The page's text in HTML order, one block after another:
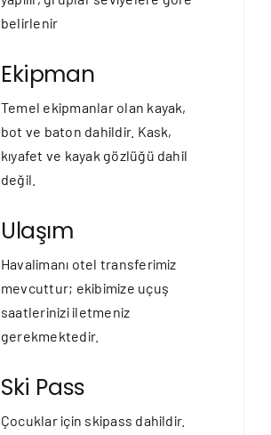
belirlenir
Ekipman
Temel ekipmanlar olan kayak,
bot ve baton dahildir. Kask,
kıyafet ve kayak gözlüğü dahil
değil.
Ulaşım
Havalimanı otel transferimiz
mevcuttur; ekibimize uçuş
saatlerinizi iletmeniz
gerekmektedir.
Ski Pass
Çocuklar için skipass dahildir.